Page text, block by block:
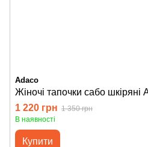
Adaco
Жіночі тапочки сабо
1 220 грн 1 350 грн
В наявності
Купити